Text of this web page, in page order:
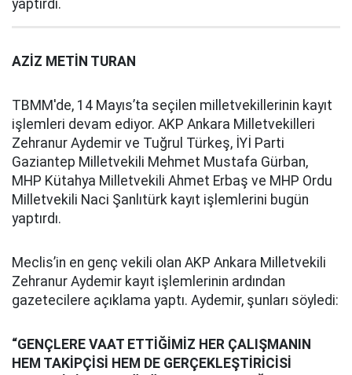
yaptırdı.
AZİZ METİN TURAN
TBMM'de, 14 Mayıs’ta seçilen milletvekillerinin kayıt
işlemleri devam ediyor. AKP Ankara Milletvekilleri
Zehranur Aydemir ve Tuğrul Türkeş, İYİ Parti
Gaziantep Milletvekili Mehmet Mustafa Gürban,
MHP Kütahya Milletvekili Ahmet Erbaş ve MHP Ordu
Milletvekili Naci Şanlıtürk kayıt işlemlerini bugün
yaptırdı.
Meclis’in en genç vekili olan AKP Ankara Milletvekili
Zehranur Aydemir kayıt işlemlerinin ardından
gazetecilere açıklama yaptı. Aydemir, şunları söyledi:
“GENÇLERE VAAT ETTİĞİMİZ HER ÇALIŞMANIN
HEM TAKİPÇİSİ HEM DE GERÇEKLEŞTİRİCİSİ